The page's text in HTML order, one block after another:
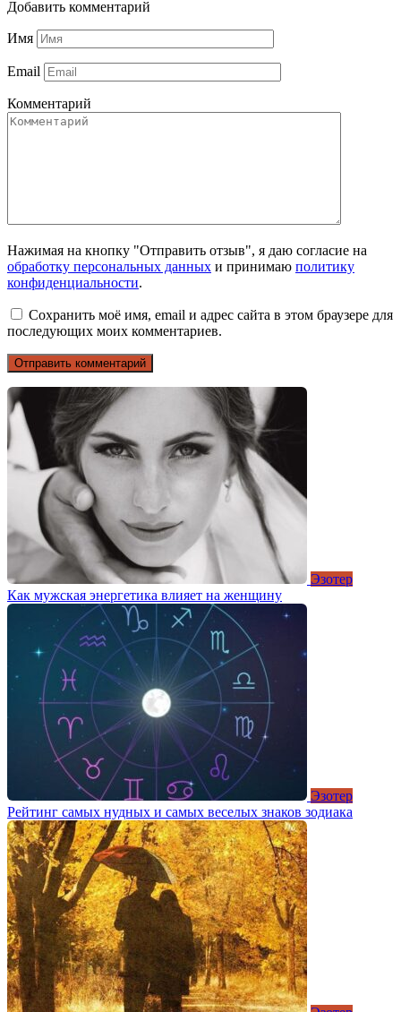
Добавить комментарий
Имя
Email
Комментарий
Нажимая на кнопку "Отправить отзыв", я даю согласие на
обработку персональных данных и принимаю политику
конфиденциальности.
Сохранить моё имя, email и адрес сайта в этом браузере для
последующих моих комментариев.
Эзотер
Как мужская энергетика влияет на женщину
Эзотер
Рейтинг самых нудных и самых веселых знаков зодиака